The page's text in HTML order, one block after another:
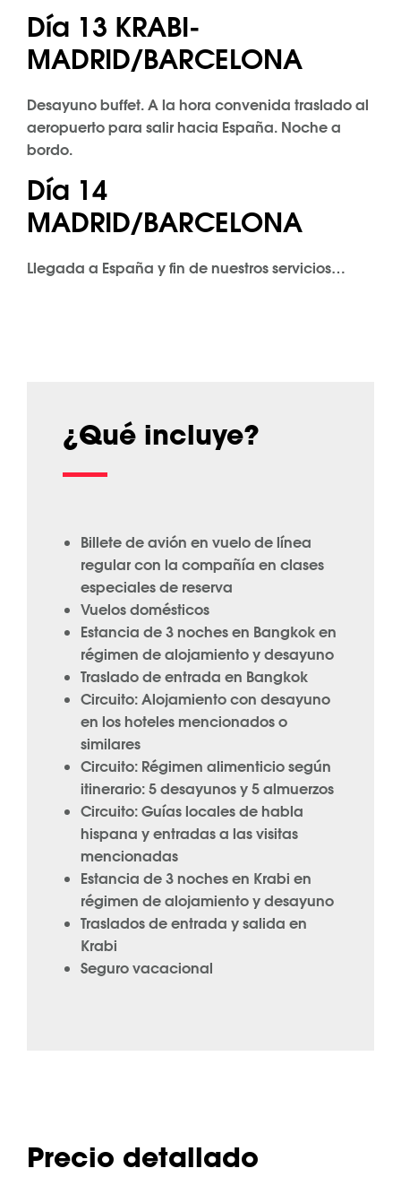
Día 13 KRABI-
MADRID/BARCELONA
Desayuno buffet. A la hora convenida traslado al
aeropuerto para salir hacia España. Noche a
bordo.
Día 14
MADRID/BARCELONA
Llegada a España y fin de nuestros servicios…
¿Qué incluye?
Billete de avión en vuelo de línea
regular con la compañía en clases
especiales de reserva
Vuelos domésticos
Estancia de 3 noches en Bangkok en
régimen de alojamiento y desayuno
Traslado de entrada en Bangkok
Circuito: Alojamiento con desayuno
en los hoteles mencionados o
similares
Circuito: Régimen alimenticio según
itinerario: 5 desayunos y 5 almuerzos
Circuito: Guías locales de habla
hispana y entradas a las visitas
mencionadas
Estancia de 3 noches en Krabi en
régimen de alojamiento y desayuno
Traslados de entrada y salida en
Krabi
Seguro vacacional
Precio detallado